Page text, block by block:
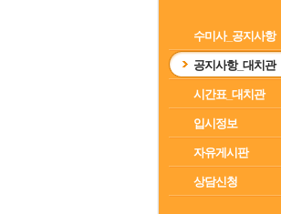
수미사_공지사항
공지사항_대치관
시간표_대치관
입시정보
자유게시판
상담신청